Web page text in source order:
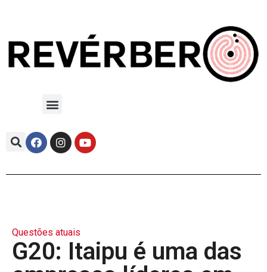
Questões atuais
G20: Itaipu é uma das